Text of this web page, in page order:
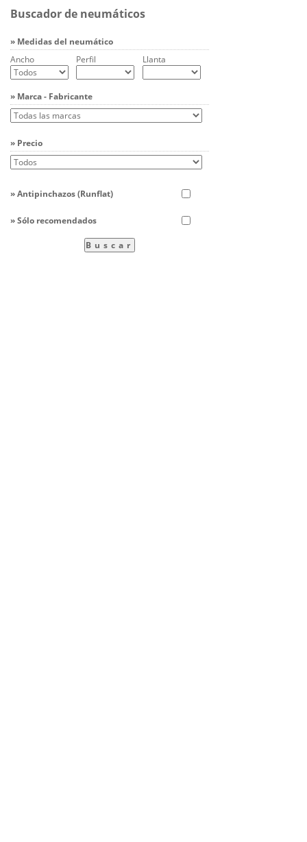
Buscador de neumáticos
» Medidas del neumático
Ancho
Perfil Llanta
» Marca - Fabricante
» Precio
» Antipinchazos (Runflat)
» Sólo recomendados